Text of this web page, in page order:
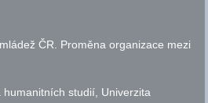
ČR. Proměna organizace mezi
studií, Univerzita